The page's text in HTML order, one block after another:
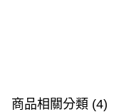
商品相關分類 (4)